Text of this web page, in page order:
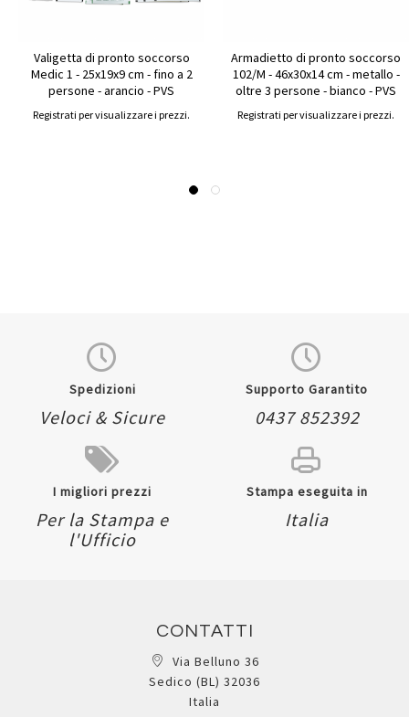
Valigetta di pronto soccorso
Medic 1 - 25x19x9 cm - fino a 2
persone - arancio - PVS
Registrati per visualizzare i prezzi.
Armadietto di pronto soccorso
102/M - 46x30x14 cm - metallo -
oltre 3 persone - bianco - PVS
Registrati per visualizzare i prezzi.
Spedizioni
Veloci & Sicure
Supporto Garantito
0437 852392
I migliori prezzi
Per la Stampa e
l'Ufficio
Stampa eseguita in
Italia
CONTATTI
Via Belluno 36
Sedico (BL) 32036
Italia